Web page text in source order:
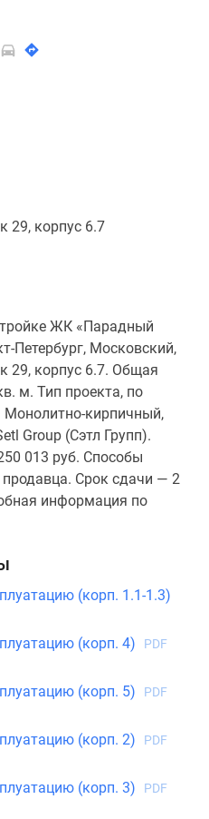
29, корпус 6.7
ЖК «Парадный
Петербург, Московский,
29, корпус 6.7. Общая
м. Тип проекта, по
кирпичный,
Group (Сэтл Групп).
013 руб. Способы
Срок сдачи — 2
информация по
(корп. 1.1-1.3)
(корп. 4)
PDF
(корп. 5)
PDF
(корп. 2)
PDF
(корп. 3)
PDF